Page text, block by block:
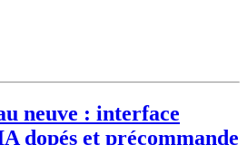
neuve : interface
dopés et précommande